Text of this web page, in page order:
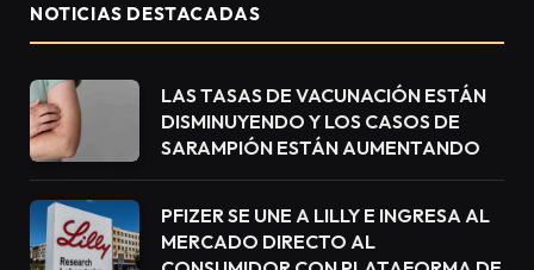
NOTICIAS DESTACADAS
LAS TASAS DE VACUNACIÓN ESTÁN
DISMINUYENDO Y LOS CASOS DE
SARAMPIÓN ESTÁN AUMENTANDO
PFIZER SE UNE A LILLY E INGRESA AL
MERCADO DIRECTO AL